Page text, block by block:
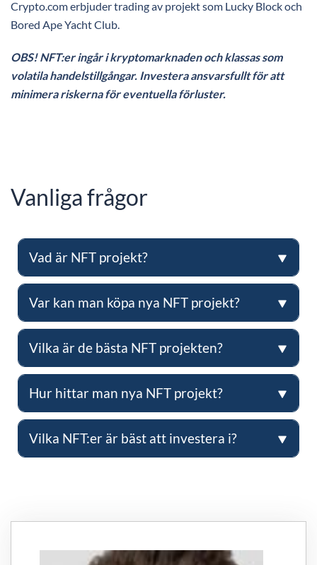
Crypto.com erbjuder trading av projekt som Lucky Block och
Bored Ape Yacht Club.
OBS! NFT:er ingår i kryptomarknaden och klassas som
volatila handelstillgångar. Investera ansvarsfullt för att
minimera riskerna för eventuella förluster.
Vanliga frågor
Vad är NFT projekt?
Var kan man köpa nya NFT projekt?
Vilka är de bästa NFT projekten?
Hur hittar man nya NFT projekt?
Vilka NFT:er är bäst att investera i?